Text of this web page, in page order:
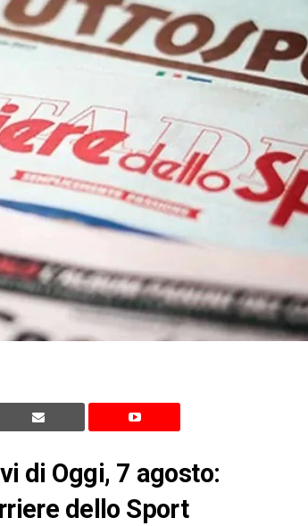
di Oggi, 7 agosto:
dello Sport